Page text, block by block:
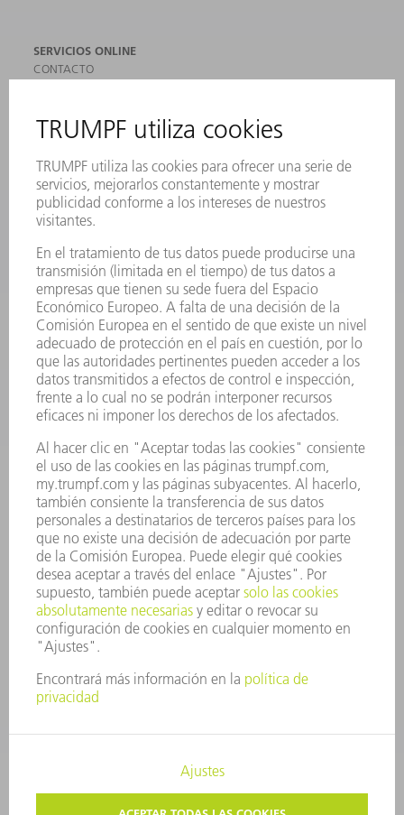
SERVICIOS ONLINE
CONTACTO
REGISTRO PARA EL BOLETÍN INFORMATIVO
MYTRUMPF
FICHAS TÉCNICAS DE SEGURIDAD
PRODUCTOS
MÁQUINAS Y SISTEMAS
LÁSER
HERRAMIENTAS PORTÁTILES
FÁBRICA INTELIGENTE
SOFTWARE
SERVICIOS
APLICACIONES
SECTORES
EMPRESA
CARRERA PROFESIONAL
OFERTAS DE TRABAJO
PERFIL DE LA EMPRESA
INFORME ANUAL
PRINCIPIOS CORPORATIVOS
CUMPLIMIENTO
SISTEMA DE INFORMADORES
SEGURIDAD
COMUNICADOS DE PRENSA
REVISTAS
SOSTENIBILIDAD
MEDIO AMBIENTE Y CLIMA
SOCIEDAD Y EMPRESA
GESTIÓN EMPRESARIAL
PROTECCIÓN DE DATOS
COPYRIGHT Y MARCA REGISTRADA
TRUMPF ESPAÑA